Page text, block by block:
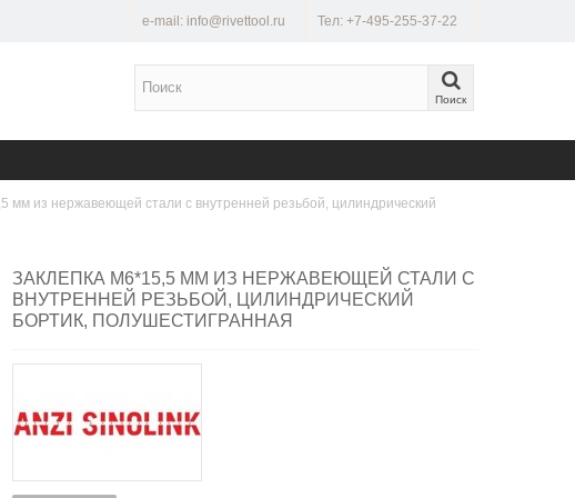
Тел: +7-495-255-37-22
e-mail: info@rivettool.ru
Поиск
мм из нержавеющей стали с внутренней резьбой, цилиндрический
ЗАКЛЕПКА M6*15,5 ММ ИЗ НЕРЖАВЕЮЩЕЙ СТАЛИ С
ВНУТРЕННЕЙ РЕЗЬБОЙ, ЦИЛИНДРИЧЕСКИЙ
БОРТИК, ПОЛУШЕСТИГРАННАЯ